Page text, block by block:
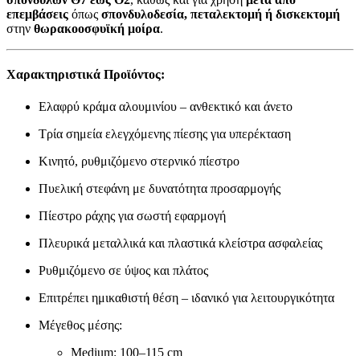
επεμβάσεις όπως σπονδυλοδεσία, πεταλεκτομή ή δισκεκτομή
στην θωρακοοσφυϊκή μοίρα.
Χαρακτηριστικά Προϊόντος:
Ελαφρύ κράμα αλουμινίου – ανθεκτικό και άνετο
Τρία σημεία ελεγχόμενης πίεσης για υπερέκταση
Κινητό, ρυθμιζόμενο στερνικό πίεστρο
Πυελική στεφάνη με δυνατότητα προσαρμογής
Πίεστρο ράχης για σωστή εφαρμογή
Πλευρικά μεταλλικά και πλαστικά κλείστρα ασφαλείας
Ρυθμιζόμενο σε ύψος και πλάτος
Επιτρέπει ημικαθιστή θέση – ιδανικό για λειτουργικότητα
Μέγεθος μέσης:
Medium: 100–115 cm